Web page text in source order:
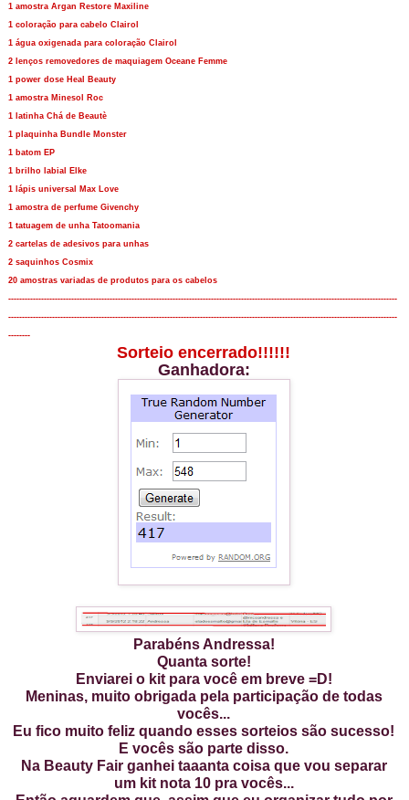
1 amostra Argan Restore Maxiline
1 coloração para cabelo Clairol
1 água oxigenada para coloração Clairol
2 lenços removedores de maquiagem Oceane Femme
1 power dose Heal Beauty
1 amostra Minesol Roc
1 latinha Chá de Beautè
1 plaquinha Bundle Monster
1 batom EP
1 brilho labial Elke
1 lápis universal Max Love
1 amostra de perfume Givenchy
1 tatuagem de unha Tatoomania
2 cartelas de adesivos para unhas
2 saquinhos Cosmix
20 amostras variadas de produtos para os cabelos
----------------------------------------------------------------------------------------------------------------------------------------------
----------------------------------------------------------------------------------------------------------------------------------------------
--------
Sorteio encerrado!!!!!!
Ganhadora:
Parabéns Andressa!
Quanta sorte!
Enviarei o kit para você em breve =D!
Meninas, muito obrigada pela participação de todas
vocês...
Eu fico muito feliz quando esses sorteios são sucesso!
E vocês são parte disso.
Na Beauty Fair ganhei taaanta coisa que vou separar
um kit nota 10 pra vocês...